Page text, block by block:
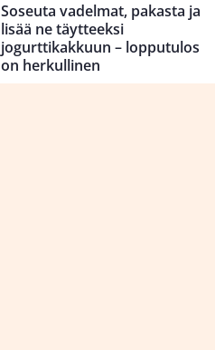
Soseuta vadelmat, pakasta ja
lisää ne täytteeksi
jogurttikakkuun – lopputulos
on herkullinen